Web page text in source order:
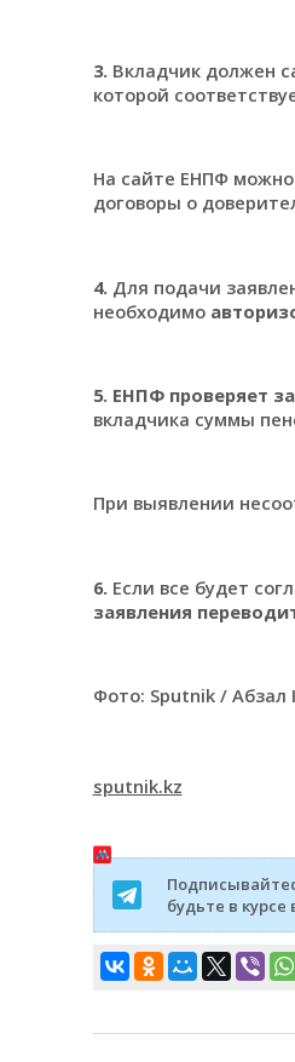
3. Вкладчик должен
которой
На сайте ЕНПФ
договоры о
4. Для подачи
необходимо
5. ЕНПФ проверяет
вкладчика суммы
При выявлении
6. Если все будет
заявления
Фото: Sputnik / Абзал
sputnik.kz
будьте в курсе